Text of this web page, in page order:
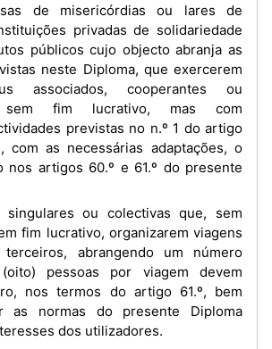
de misericórdias ou lares de
privadas de solidariedade
públicos cujo objecto abranja as
neste Diploma, que exercerem
associados, cooperantes ou
sem fim lucrativo, mas com
previstas no n.º 1 do artigo
com as necessárias adaptações, o
nos artigos 60.º e 61.º do presente
fim lucrativo, organizarem viagens
abrangendo um número
pessoas por viagem devem
nos termos do artigo 61.º, bem
as normas do presente Diploma
dos utilizadores.